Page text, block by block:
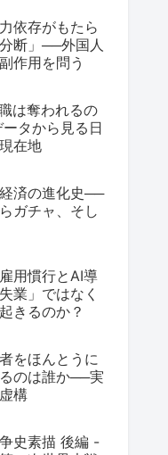
依存がもたら
断」──外国人
作用を問う
は奪われるの
タから見る日
在地
済の進化史──
ガチャ、そし
用慣行とAI導
業」ではなく
きるのか？
をほんとうに
のは誰か──実
構
史素描 後編 -